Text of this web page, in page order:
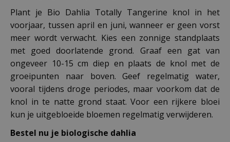
Plant je Bio Dahlia Totally Tangerine knol in het
voorjaar, tussen april en juni, wanneer er geen vorst
meer wordt verwacht. Kies een zonnige standplaats
met goed doorlatende grond. Graaf een gat van
ongeveer 10-15 cm diep en plaats de knol met de
groeipunten naar boven. Geef regelmatig water,
vooral tijdens droge periodes, maar voorkom dat de
knol in te natte grond staat. Voor een rijkere bloei
kun je uitgebloeide bloemen regelmatig verwijderen.
Bestel nu je biologische dahlia